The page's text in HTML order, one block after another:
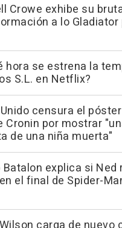
Crowe exhibe su
a lo Gladiator
hora se estrena la
S.L. en Netflix?
censura el
Cronin por mostrar
de una niña muerta"
explica si Ned
el final de Spider-